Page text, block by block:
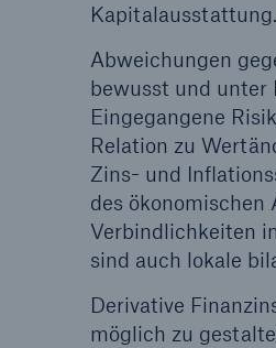
Kapitalausstattung.
Abweichungen
bewusst und unter
Eingegangene
Relation zu
Zins- und
des
Verbindlichkeiten
sind auch lokale
Derivative
möglich zu